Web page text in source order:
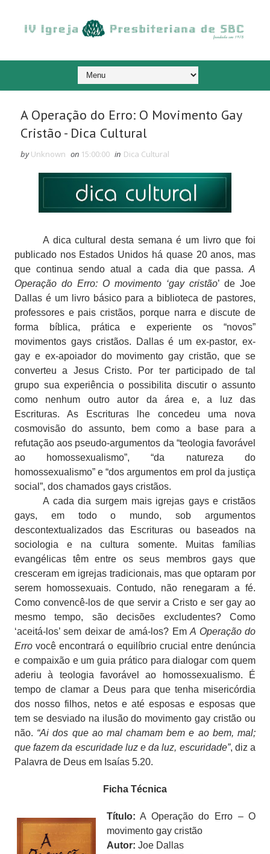
A Operação do Erro: O Movimento Gay
Cristão - Dica Cultural
by Unknown on 15:00:00 in Dica Cultural
A dica cultural desta semana é um livro que foi
publicado nos Estados Unidos há quase 20 anos, mas
que continua sendo atual a cada dia que passa.A
Operação do Erro: O movimento ‘gay cristão’ de Joe
Dallas é um livro básico para a biblioteca de pastores,
professores e pais cristãos, porque narra e discute de
forma bíblica, prática e experiente os “novos”
movimentos gays cristãos. Dallas é um ex-pastor, ex-
gay e ex-apoiador do movimento gay cristão, que se
converteu a Jesus Cristo. Por ter participado de tal
grupo sua experiência o possibilita discutir o assunto
como nenhum outro autor da área e, a luz das
Escrituras. As Escrituras lhe concedeu uma nova
cosmovisão do assunto, bem como a base para a
refutação aos pseudo-argumentos da “teologia favorável
ao homossexualismo”, “da natureza do
homossexualismo” e “dos argumentos em prol da justiça
social”, dos chamados gays cristãos.
A cada dia surgem mais igrejas gays e cristãos
gays, em todo o mundo, sob argumentos
descontextualizados das Escrituras ou baseados na
sociologia e na cultura somente. Muitas famílias
evangélicas têm entre os seus membros gays que
cresceram em igrejas tradicionais, mas que optaram por
serem homossexuais. Contudo, não renegaram a fé.
Como convencê-los de que servir a Cristo e ser gay ao
mesmo tempo, são decisões excludentes? Como
‘aceitá-los’ sem deixar de amá-los? EmA Operação do
Errovocê encontrará o equilíbrio crucial entre denúncia
e compaixão e um guia prático para dialogar com quem
aderiu à teologia favorável ao homossexualismo. É
tempo de clamar a Deus para que tenha misericórdia
dos nosso filhos, netos e até esposas e esposas que
tem se desviado na ilusão do movimento gay cristão ou
não. “Ai dos que ao mal chamam bem e ao bem, mal;
que fazem da escuridade luz e da luz, escuridade”, diz a
Palavra de Deus em Isaías 5.20.
Ficha Técnica
Título: A Operação do Erro – O
movimento gay cristão
Autor: Joe Dallas